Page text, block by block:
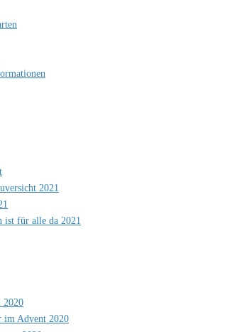
2021
ist für alle da 2021
2020
im Advent 2020